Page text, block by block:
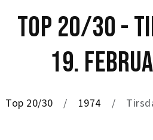
TOP 20/30 -
19.
Top 20/30 1974